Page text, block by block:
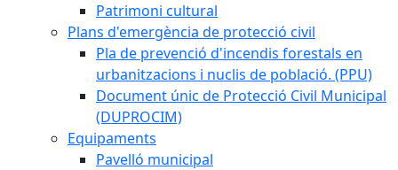
Patrimoni cultural
Plans d'emergència de protecció civil
Pla de prevenció d'incendis forestals en
urbanitzacions i nuclis de població. (PPU)
Document únic de Protecció Civil Municipal
(DUPROCIM)
Equipaments
Pavelló municipal